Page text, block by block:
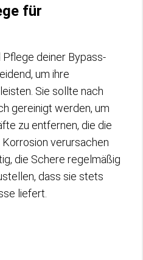
für
deiner Bypass-
um ihre
Sie sollte nach
gereinigt werden, um
zu entfernen, die die
verursachen
die Schere regelmäßig
dass sie stets
liefert.